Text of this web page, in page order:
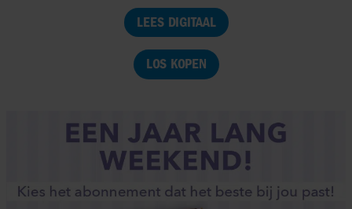
LEES DIGITAAL
LOS KOPEN